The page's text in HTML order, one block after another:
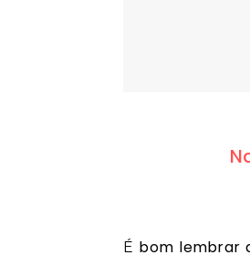
É bom lembrar que saber ler não é uma opção na nossa espécie. Ler é uma condição para